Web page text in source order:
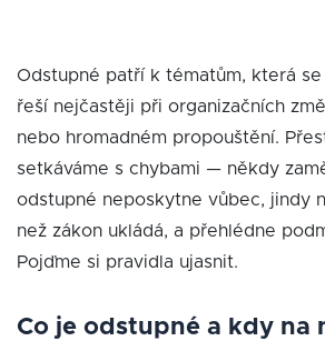
Odstupné patří k tématům, která se
řeší nejčastěji při organizačních
nebo hromadném propouštění.
setkáváme s chybami — někdy
odstupné neposkytne vůbec, jindy
než zákon ukládá, a přehlédne
Pojďme si pravidla ujasnit.
Co je odstupné a kdy na